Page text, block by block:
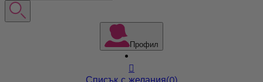
Профил
